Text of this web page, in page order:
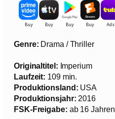
Genre: Drama / Thriller
Originaltitel: Imperium
Laufzeit: 109 min.
Produktionsland: USA
Produktionsjahr: 2016
FSK-Freigabe: ab 16 Jahren